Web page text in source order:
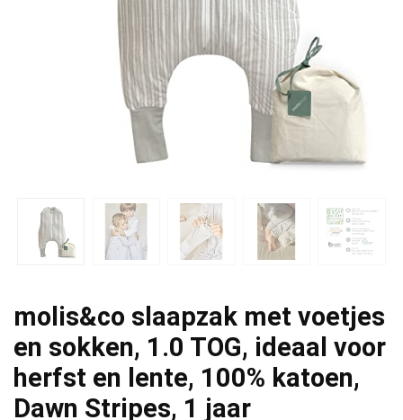
molis&co slaapzak met voetjes
en sokken, 1.0 TOG, ideaal voor
herfst en lente, 100% katoen,
Dawn Stripes, 1 jaar